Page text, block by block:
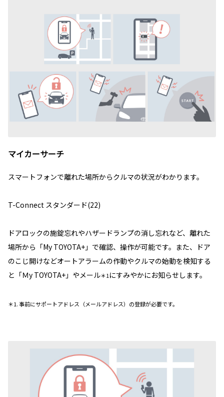
マイカーサーチ
スマートフォンで離れた場所からクルマの状況がわかります。
T-Connect スタンダード(22)
ドアロックの施錠忘れやハザードランプの消し忘れなど、離れた
場所から「My TOYOTA+」で確認、操作が可能です。また、ドア
のこじ開けなどオートアラームの作動やクルマの始動を検知する
と「Ｍy TOYOTA+」やメール＊1 にすみやかにお知らせします。
＊1. 事前にサポートアドレス（メールアドレス）の登録が必要です。